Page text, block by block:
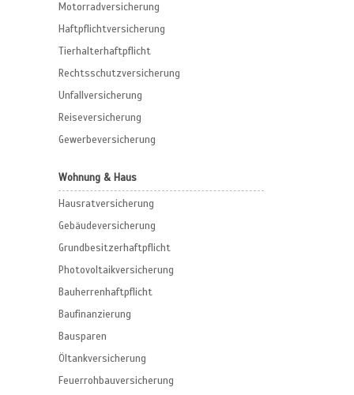
Motorradversicherung
Haftpflichtversicherung
Tierhalterhaftpflicht
Rechtsschutzversicherung
Unfallversicherung
Reiseversicherung
Gewerbeversicherung
Wohnung & Haus
Hausratversicherung
Gebäudeversicherung
Grundbesitzerhaftpflicht
Photovoltaikversicherung
Bauherrenhaftpflicht
Baufinanzierung
Bausparen
Öltankversicherung
Feuerrohbauversicherung